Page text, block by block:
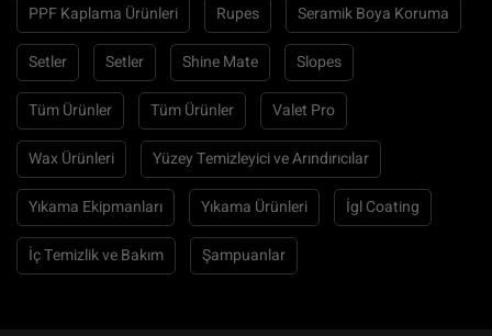
PPF Kaplama Ürünleri Rupes Seramik Boya Koruma
Setler Setler Shine Mate Slopes
Tüm Ürünler Tüm Ürünler Valet Pro
Wax Ürünleri Yüzey Temizleyici ve Arındırıcılar
Yıkama Ekipmanları Yıkama Ürünleri İgl Coating
İç Temizlik ve Bakım Şampuanlar